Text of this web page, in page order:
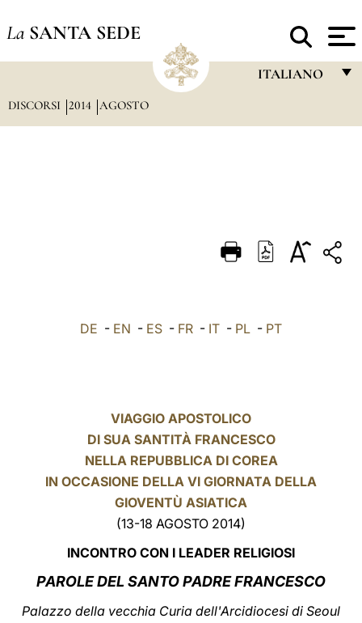
La SANTA SEDE
ITALIANO
DEUTSCH
العربيّة
DISCORSI 2014 AGOSTO
DE - EN - ES - FR - IT - PL - PT
VIAGGIO APOSTOLICO
DI SUA SANTITÀ FRANCESCO
NELLA REPUBBLICA DI COREA
IN OCCASIONE DELLA VI GIORNATA DELLA
GIOVENTÙ ASIATICA
(13-18 AGOSTO 2014)
INCONTRO CON I LEADER RELIGIOSI
PAROLE DEL SANTO PADRE FRANCESCO
Palazzo della vecchia Curia dell'Arcidiocesi di Seoul